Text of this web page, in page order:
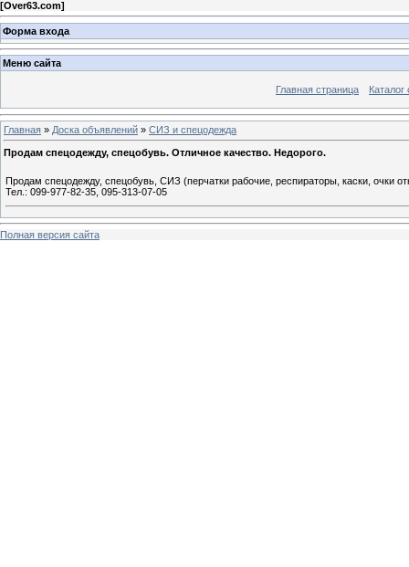
[Over63.com]
Форма входа
Меню сайта
Главная страница Каталог
Главная » Доска объявлений » СИЗ и спецодежда
Продам спецодежду, спецобувь. Отличное качество. Недорого.
Продам спецодежду, спецобувь, СИЗ (перчатки рабочие, респираторы, каски,
Тел.: 099-977-82-35, 095-313-07-05
Полная версия сайта